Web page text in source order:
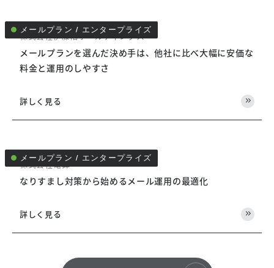
メールプラン / エンタープライズ
メールプランを選んだ決め手は、他社に比べ大幅に安価な
料金と運用のしやすさ
株式会社伊藤佑ホールディングス
詳しく見る
メールプラン / エンタープライズ
なりすまし対策から始めるメール運用の最適化
株式会社電算
詳しく見る
導入に関するお問い合わせ
お申し込み